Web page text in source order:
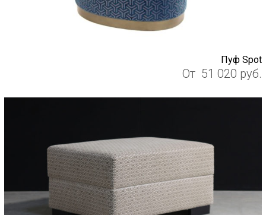
Пуф Spot
От 51 020 руб.